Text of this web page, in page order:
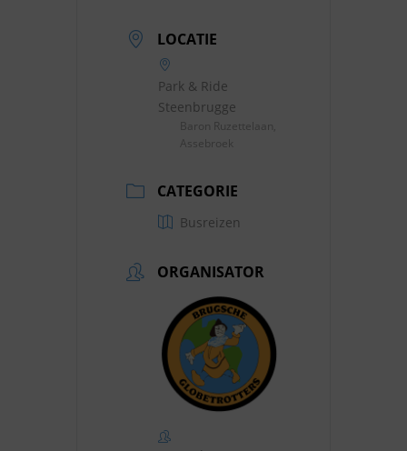
LOCATIE
Park & Ride
Steenbrugge
Baron Ruzettelaan,
Assebroek
CATEGORIE
Busreizen
ORGANISATOR